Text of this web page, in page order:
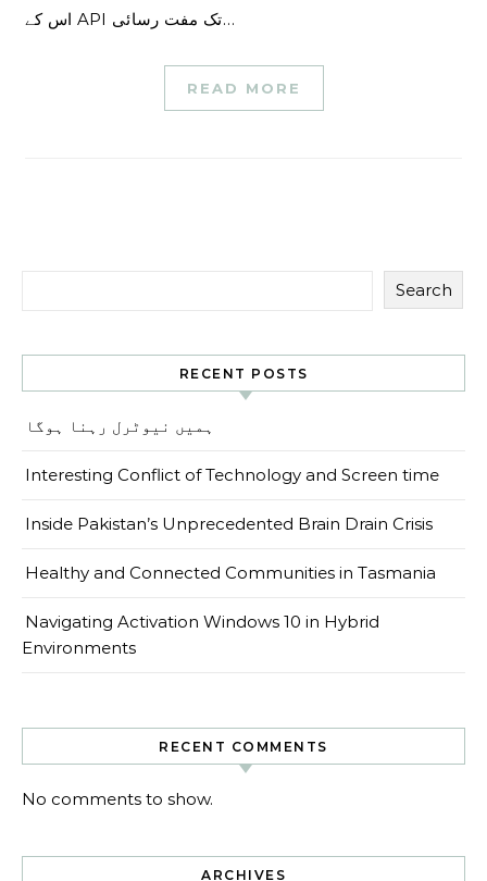
اس کے API تک مفت رسائی…
READ MORE
Search
RECENT POSTS
ہمیں نیوٹرل رہنا ہوگا
Interesting Conflict of Technology and Screen time
Inside Pakistan’s Unprecedented Brain Drain Crisis
Healthy and Connected Communities in Tasmania
Navigating Activation Windows 10 in Hybrid
Environments
RECENT COMMENTS
No comments to show.
ARCHIVES